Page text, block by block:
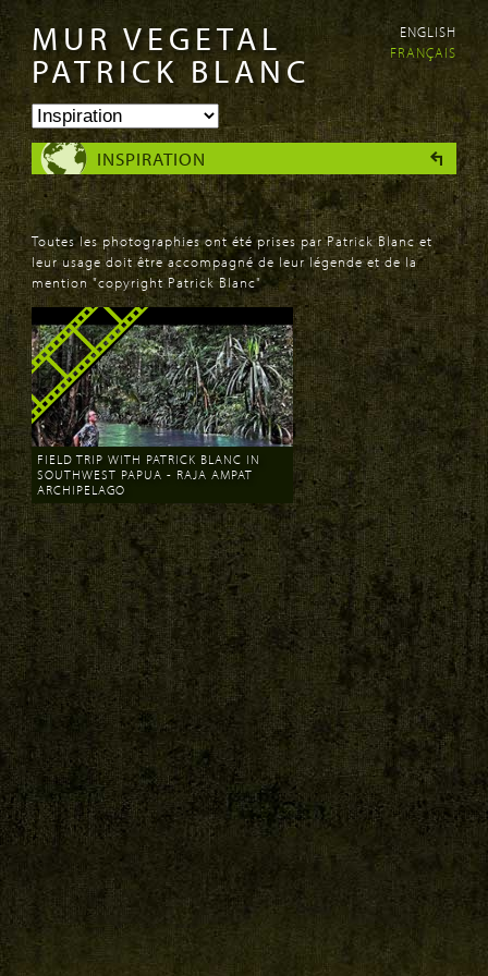
Aller au
contenu
principal
Skip to
navigation
MUR VEGETAL
PATRICK BLANC
ENGLISH
FRANÇAIS
INSPIRATION
Toutes les photographies ont été prises par Patrick Blanc et
leur usage doit être accompagné de leur légende et de la
mention "copyright Patrick Blanc"
FIELD TRIP WITH PATRICK BLANC IN
SOUTHWEST PAPUA - RAJA AMPAT
ARCHIPELAGO